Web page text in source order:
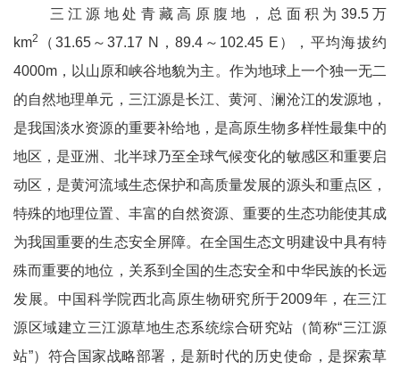
三江源地处青藏高原腹地，总面积为39.5万
km2
（31.65～37.17 N，89.4～102.45 E），平均海拔约
4000m，以山原和峡谷地貌为主。作为地球上一个独一无二
的自然地理单元，三江源是长江、黄河、澜沧江的发源地，
是我国淡水资源的重要补给地，是高原生物多样性最集中的
地区，是亚洲、北半球乃至全球气候变化的敏感区和重要启
动区，是黄河流域生态保护和高质量发展的源头和重点区，
特殊的地理位置、丰富的自然资源、重要的生态功能使其成
为我国重要的生态安全屏障。在全国生态文明建设中具有特
殊而重要的地位，关系到全国的生态安全和中华民族的长远
发展。中国科学院西北高原生物研究所于2009年，在三江
源区域建立三江源草地生态系统综合研究站（简称“三江源
站”）符合国家战略部署，是新时代的历史使命，是探索草